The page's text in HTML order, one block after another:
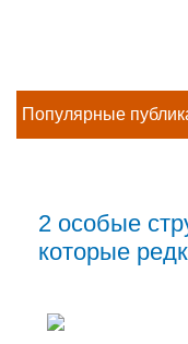
Популярные
2 особые
которые